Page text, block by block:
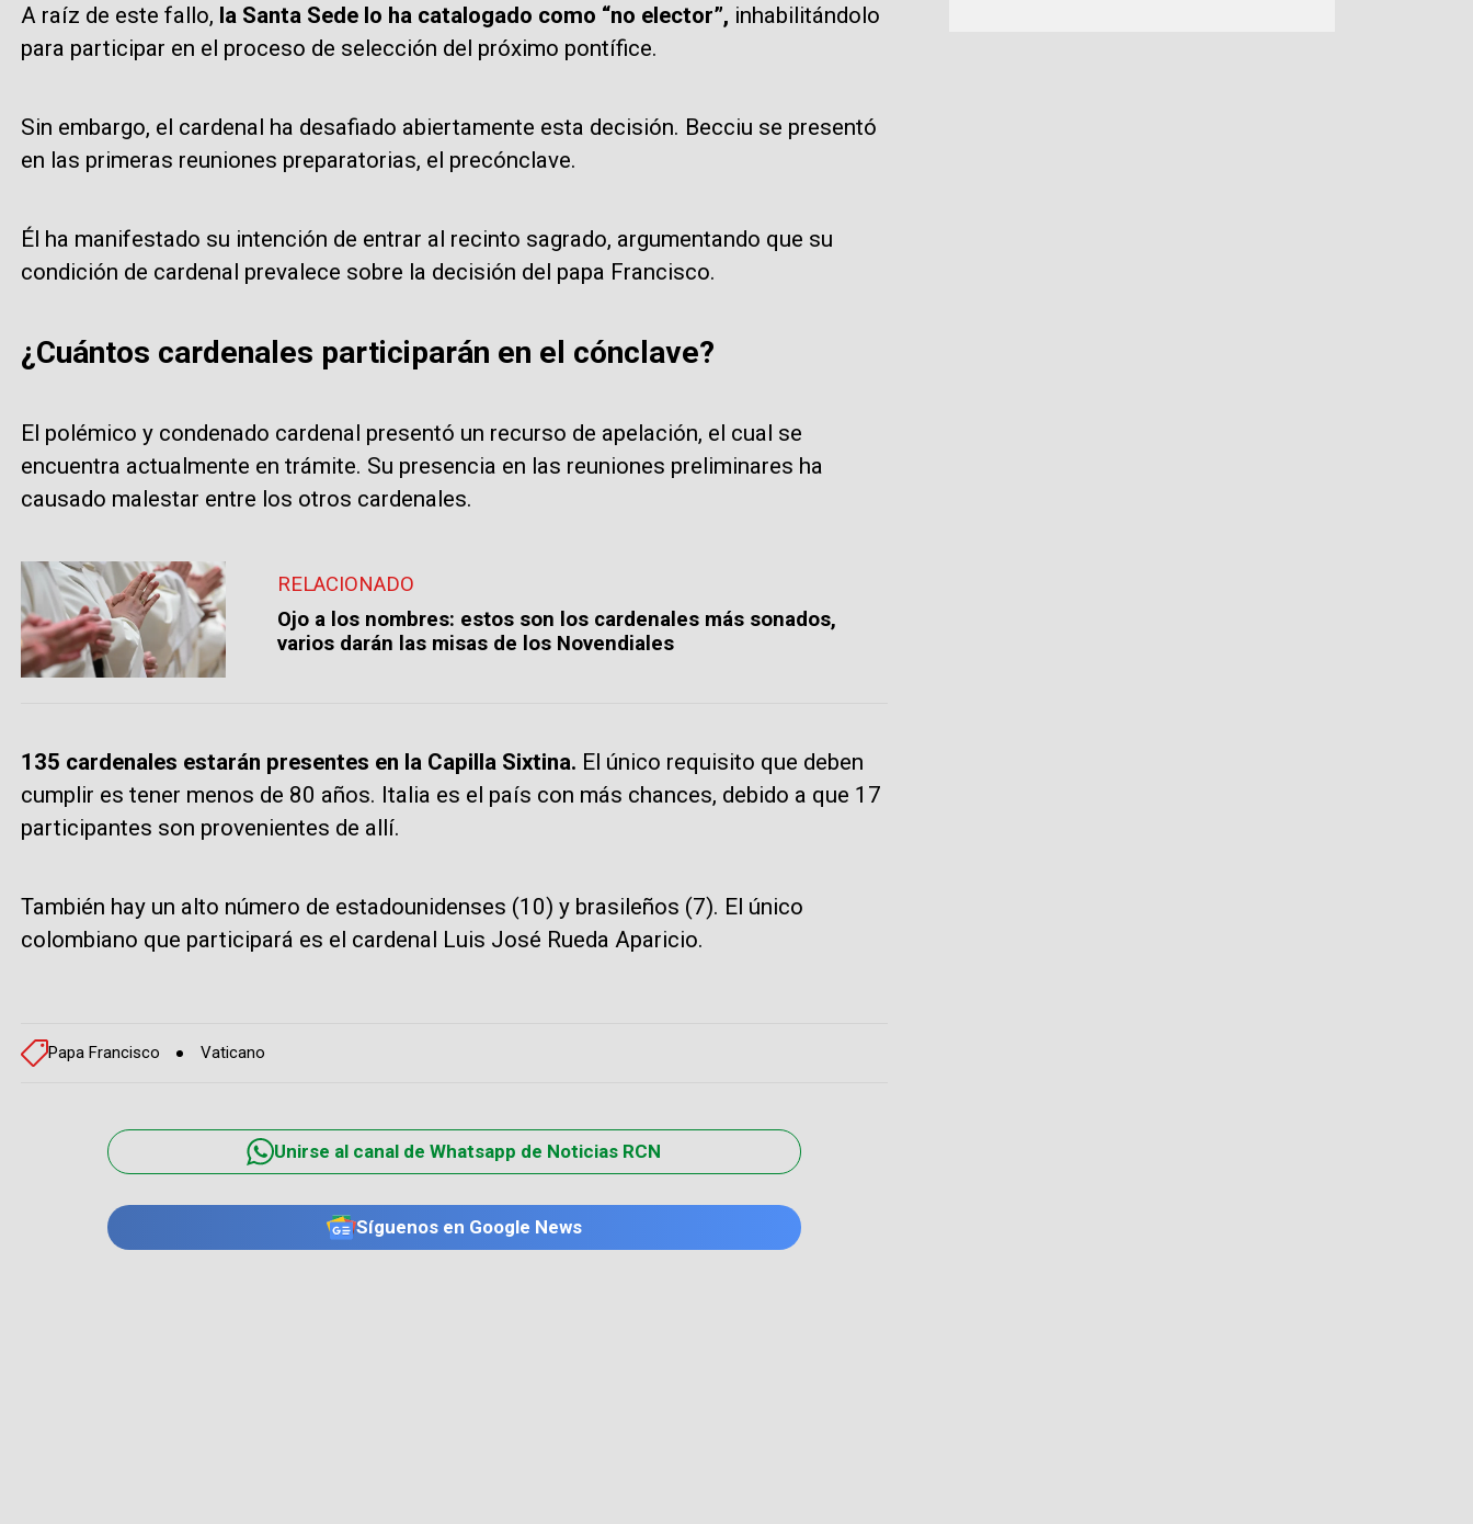
A raíz de este fallo, la Santa Sede lo ha catalogado como “no elector”, inhabilitándolo
para participar en el proceso de selección del próximo pontífice.
Sin embargo, el cardenal ha desafiado abiertamente esta decisión. Becciu se presentó
en las primeras reuniones preparatorias, el precónclave.
Él ha manifestado su intención de entrar al recinto sagrado, argumentando que su
condición de cardenal prevalece sobre la decisión del papa Francisco.
¿Cuántos cardenales participarán en el cónclave?
El polémico y condenado cardenal presentó un recurso de apelación, el cual se
encuentra actualmente en trámite. Su presencia en las reuniones preliminares ha
causado malestar entre los otros cardenales.
RELACIONADO
Ojo a los nombres: estos son los cardenales más sonados,
varios darán las misas de los Novendiales
135 cardenales estarán presentes en la Capilla Sixtina. El único requisito que deben
cumplir es tener menos de 80 años. Italia es el país con más chances, debido a que 17
participantes son provenientes de allí.
También hay un alto número de estadounidenses (10) y brasileños (7). El único
colombiano que participará es el cardenal Luis José Rueda Aparicio.
Papa Francisco Vaticano
Unirse al canal de Whatsapp de Noticias RCN
Síguenos en Google News